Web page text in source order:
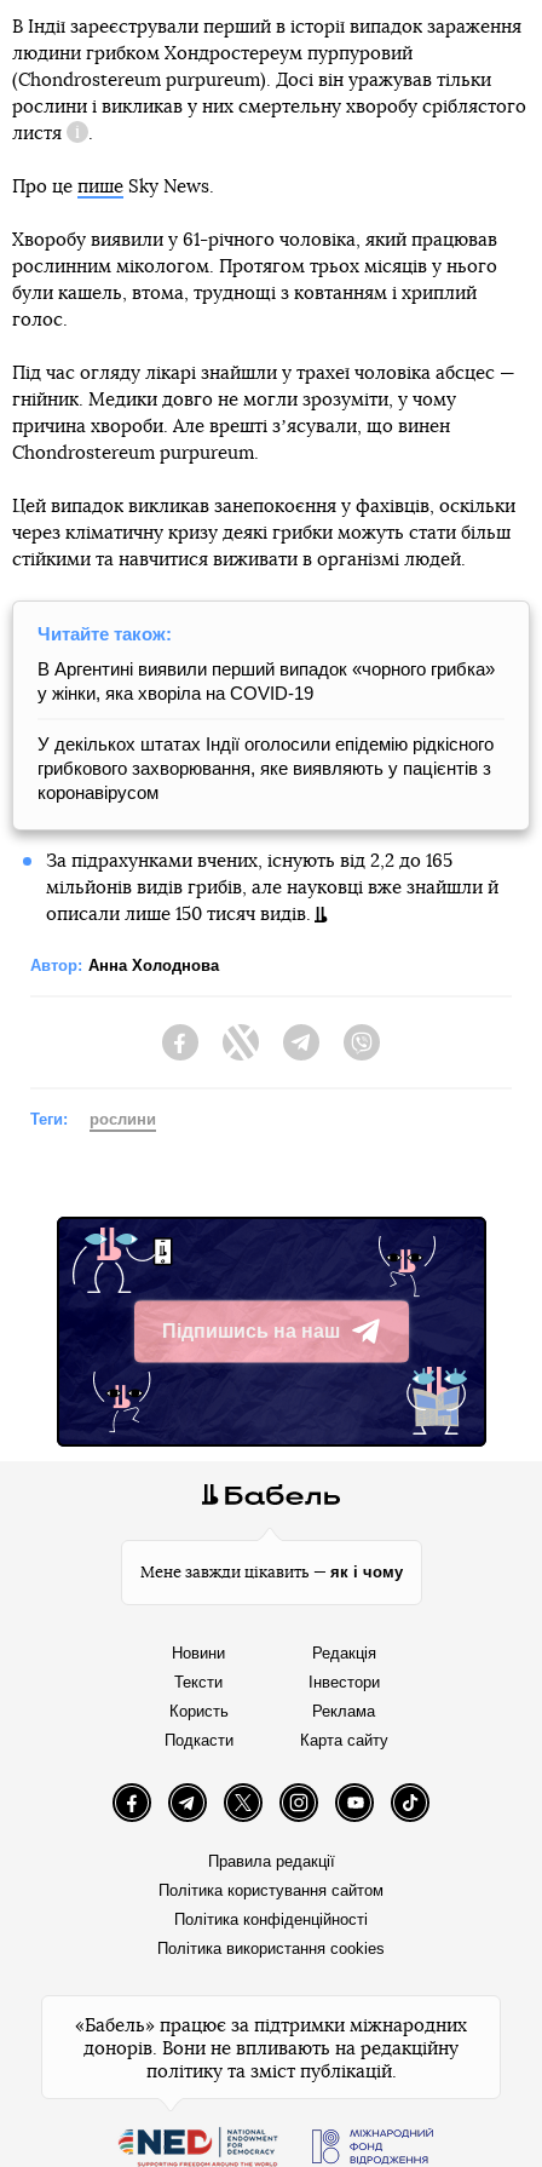
В Індії зареєстрували перший в історії випадок зараження
людини грибком Хондростереум пурпуровий
(Chondrostereum purpureum). Досі він уражував тільки
рослини і викликав у них смертельну хворобу сріблястого
листя
Довідка
.
Про це пише Sky News.
Хворобу виявили у 61-річного чоловіка, який працював
рослинним мікологом. Протягом трьох місяців у нього
були кашель, втома, труднощі з ковтанням і хриплий
голос.
Під час огляду лікарі знайшли у трахеї чоловіка абсцес —
гнійник. Медики довго не могли зрозуміти, у чому
причина хвороби. Але врешті зʼясували, що винен
Chondrostereum purpureum.
Цей випадок викликав занепокоєння у фахівців, оскільки
через кліматичну кризу деякі грибки можуть стати більш
стійкими та навчитися виживати в організмі людей.
Читайте також:
В Аргентині виявили перший випадок «чорного грибка»
у жінки, яка хворіла на COVID-19
У декількох штатах Індії оголосили епідемію рідкісного
грибкового захворювання, яке виявляють у пацієнтів з
коронавірусом
За підрахунками вчених, існують від 2,2 до 165
мільйонів видів грибів, але науковці вже знайшли й
описали лише 150 тисяч видів.
Автор: Анна Холоднова
FacebookTwitter Telegram
Теги: рослини
Підпишись на наш
Telegram
Мене завжди цікавить — як і чому
Новини
Тексти
Користь
Подкасти
Редакція
Інвестори
Реклама
Карта сайту
FacebookTelegramTwitter InstagramYouTube TikTok
Правила редакції
Політика користування сайтом
Політика конфіденційності
Політика використання cookies
«Бабель» працює за підтримки міжнародних
донорів. Вони не впливають на редакційну
політику та зміст публікацій.